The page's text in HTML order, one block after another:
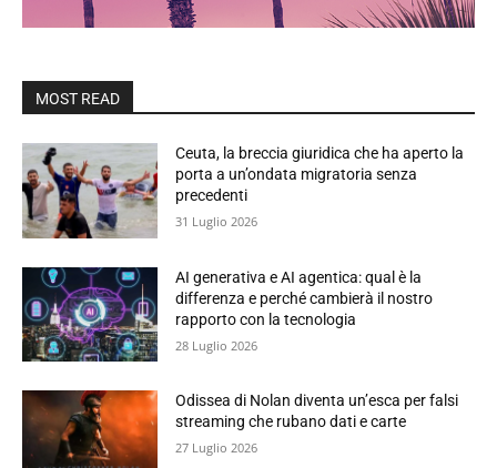
MOST READ
Ceuta, la breccia giuridica che ha aperto la
porta a un’ondata migratoria senza
precedenti
31 Luglio 2026
AI generativa e AI agentica: qual è la
differenza e perché cambierà il nostro
rapporto con la tecnologia
28 Luglio 2026
Odissea di Nolan diventa un’esca per falsi
streaming che rubano dati e carte
27 Luglio 2026